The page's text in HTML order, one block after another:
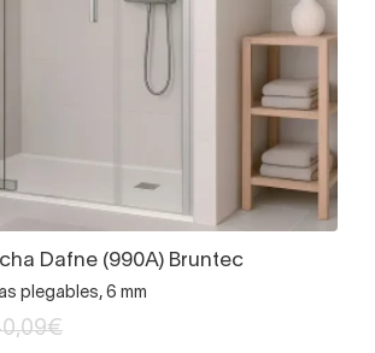
Dafne (990A) Bruntec
plegables, 6 mm